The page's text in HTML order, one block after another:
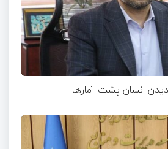
انسان پشت آمارها